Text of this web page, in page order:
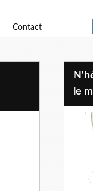
Contact
N'hésitez pas à utiliser ci dessus
le